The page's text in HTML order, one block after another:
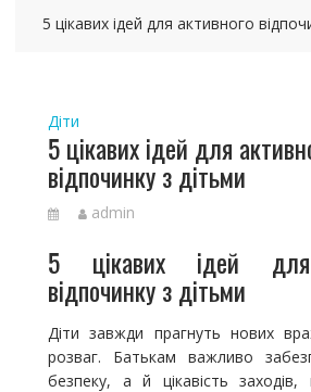
5 цікавих ідей для активного
Діти
5 цікавих ідей для
відпочинку з дітьми
admin
5 цікавих ідей для
відпочинку з дітьми
Діти завжди прагнуть нових
розваг. Батькам важливо
безпеку, а й цікавість